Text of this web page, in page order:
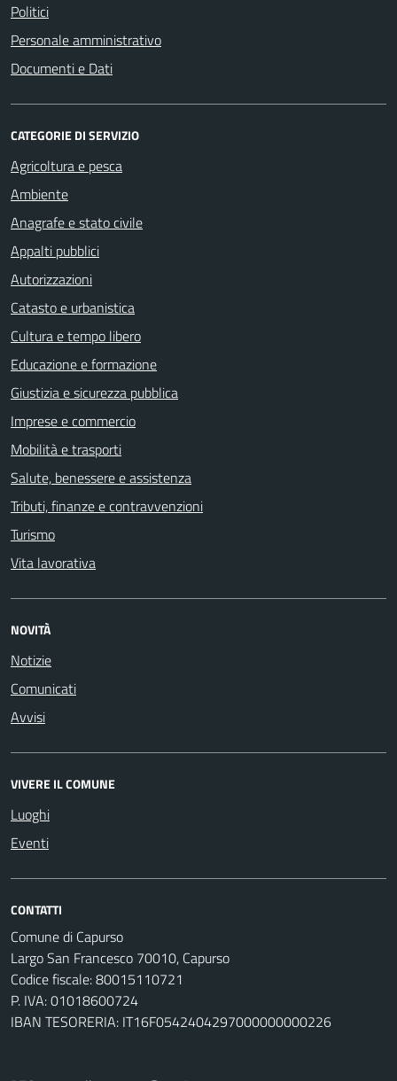
Politici
Personale amministrativo
Documenti e Dati
CATEGORIE DI SERVIZIO
Agricoltura e pesca
Ambiente
Anagrafe e stato civile
Appalti pubblici
Autorizzazioni
Catasto e urbanistica
Cultura e tempo libero
Educazione e formazione
Giustizia e sicurezza pubblica
Imprese e commercio
Mobilità e trasporti
Salute, benessere e assistenza
Tributi, finanze e contravvenzioni
Turismo
Vita lavorativa
NOVITÀ
Notizie
Comunicati
Avvisi
VIVERE IL COMUNE
Luoghi
Eventi
CONTATTI
Comune di Capurso
Largo San Francesco 70010, Capurso
Codice fiscale: 80015110721
P. IVA: 01018600724
IBAN TESORERIA: IT16F0542404297000000000226